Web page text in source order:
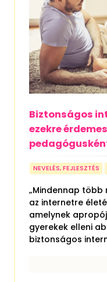
Biztonságos
ezekre
NEVELÉS, FEJLESZTÉS
„Mindennap több
az internetre
amelynek
gyerekek elleni
biztonságos